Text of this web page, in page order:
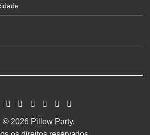
© 2026 Pillow Party.